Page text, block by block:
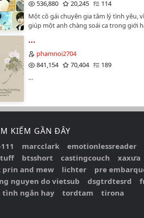
Nguồn Cảm Hứng~
24: Creepy
1
2
25: Quay Về... Nhưng Có Biến!
26:... Nhưng Không Quen!
536,880
20,245
114
Một cô gái chuyên gia tâm lý tình yêu,
giúp một anh chàng soái ca trong giới
anh giết, may sao không chết xuyên
phụ trong cuốn ngôn tình máu chó.Cô
ai thay cho số phận nữ phụ này mà
chết tiệt hại cô xuyên qua đây để thay
...
phamnoi2704
841,154
70,404
189
…
KIẾM GẦN ĐÂY
111 marcclark emotionlessreader
btsshort castingcouch xaxưa
prin and mew
lichter
pre
nguyen do vietsub
dsgtrdtesrd
tình ngắn hay
tordtam tirona